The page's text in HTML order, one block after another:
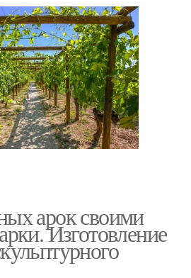
арок своими
Изготовление